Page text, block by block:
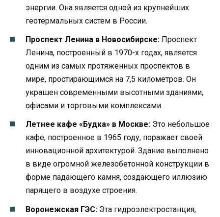
энергии. Она является одной из крупнейших
геотермальных систем в России.
Проспект Ленина в Новосибирске: Проспект
Ленина, построенный в 1970-х годах, является
одним из самых протяженных проспектов в
мире, простирающимся на 7,5 километров. Он
украшен современными высотными зданиями,
офисами и торговыми комплексами.
Летнее кафе «Будка» в Москве: Это небольшое
кафе, построенное в 1965 году, поражает своей
инновационной архитектурой. Здание выполнено
в виде огромной железобетонной конструкции в
форме падающего камня, создающего иллюзию
парящего в воздухе строения.
Воронежская ГЭС: Эта гидроэлектростанция,